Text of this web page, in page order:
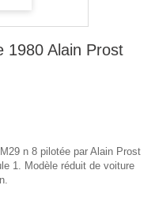
1980 Alain Prost
n 8 pilotée par Alain Prost
1. Modèle réduit de voiture